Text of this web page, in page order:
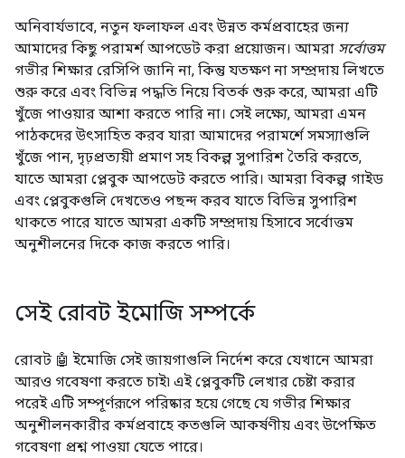
অনিবার্যভাবে, নতুন ফলাফল এবং উন্নত কর্মপ্রবাহের জন্য
আমাদের কিছু পরামর্শ আপডেট করা প্রয়োজন। আমরা সর্বোত্তম
গভীর শিক্ষার রেসিপি জানি না, কিন্তু যতক্ষণ না সম্প্রদায় লিখতে
শুরু করে এবং বিভিন্ন পদ্ধতি নিয়ে বিতর্ক শুরু করে, আমরা এটি
খুঁজে পাওয়ার আশা করতে পারি না। সেই লক্ষ্যে, আমরা এমন
পাঠকদের উৎসাহিত করব যারা আমাদের পরামর্শে সমস্যাগুলি
খুঁজে পান, দৃঢ়প্রত্যয়ী প্রমাণ সহ বিকল্প সুপারিশ তৈরি করতে,
যাতে আমরা প্লেবুক আপডেট করতে পারি। আমরা বিকল্প গাইড
এবং প্লেবুকগুলি দেখতেও পছন্দ করব যাতে বিভিন্ন সুপারিশ
থাকতে পারে যাতে আমরা একটি সম্প্রদায় হিসাবে সর্বোত্তম
অনুশীলনের দিকে কাজ করতে পারি।
সেই রোবট ইমোজি সম্পর্কে
রোবট 🤖 ইমোজি সেই জায়গাগুলি নির্দেশ করে যেখানে আমরা
আরও গবেষণা করতে চাই৷ এই প্লেবুকটি লেখার চেষ্টা করার
পরেই এটি সম্পূর্ণরূপে পরিষ্কার হয়ে গেছে যে গভীর শিক্ষার
অনুশীলনকারীর কর্মপ্রবাহে কতগুলি আকর্ষণীয় এবং উপেক্ষিত
গবেষণা প্রশ্ন পাওয়া যেতে পারে।